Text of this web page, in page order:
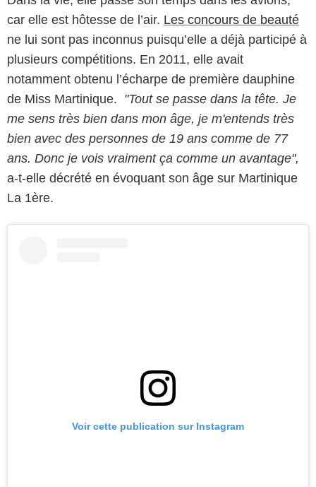
car elle est hôtesse de l’air. Les concours de beauté
ne lui sont pas inconnus puisqu’elle a déjà participé à
plusieurs compétitions. En 2011, elle avait
notamment obtenu l’écharpe de première dauphine
de Miss Martinique. "Tout se passe dans la tête. Je
me sens très bien dans mon âge, je m'entends très
bien avec des personnes de 19 ans comme de 77
ans. Donc je vois vraiment ça comme un avantage",
a-t-elle décrété en évoquant son âge sur Martinique
La 1ère.
Voir cette publication sur Instagram